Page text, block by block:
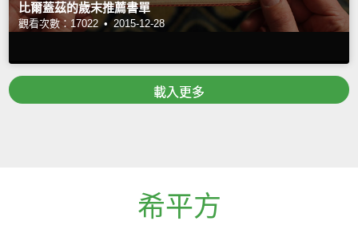
比爾蓋茲的歲末推薦書單
觀看次數：17022 • 2015-12-28
載入更多
希平方